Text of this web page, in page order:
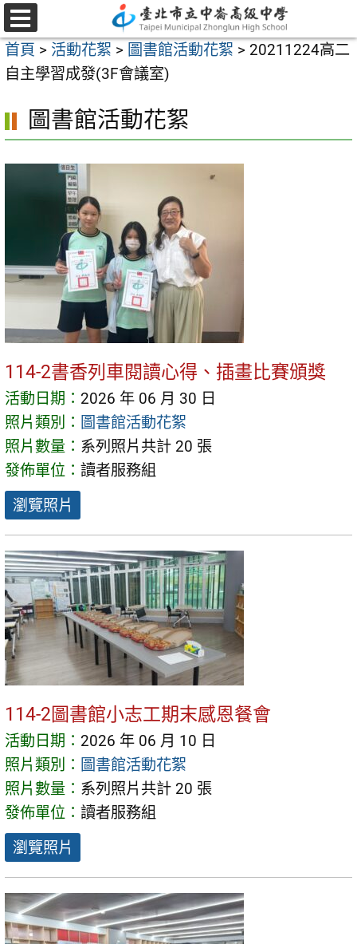
跳
至
主
要
容
選
單
首頁 > 活動花絮 > 圖書館活動花絮 > 20211224高二
自主學習成發(3F會議室)
圖書館活動花絮
114-2書香列車閱讀心得、插畫比賽頒獎
活動日期： 2026 年 06 月 30 日
照片類別： 圖書館活動花絮
照片數量： 系列照片共計 20 張
發佈單位： 讀者服務組
瀏覽照片
114-2圖書館小志工期末感恩餐會
活動日期： 2026 年 06 月 10 日
照片類別： 圖書館活動花絮
照片數量： 系列照片共計 20 張
發佈單位： 讀者服務組
瀏覽照片